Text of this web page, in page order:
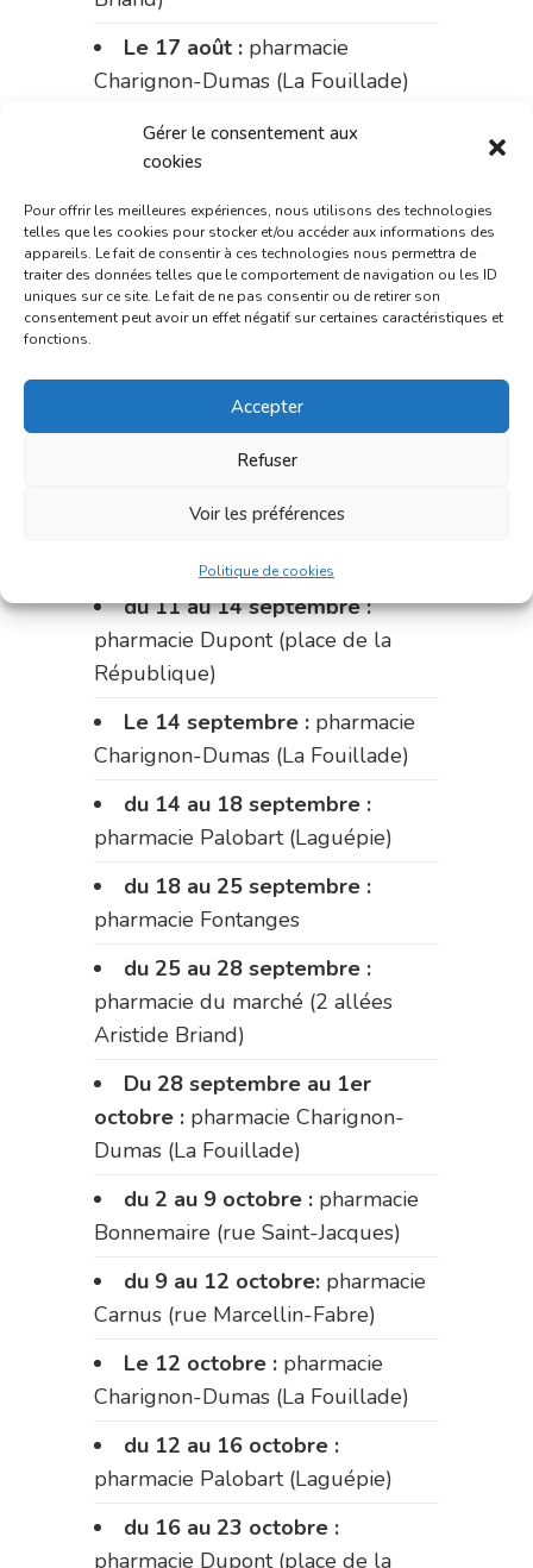
Gérer le consentement aux
cookies
Pour offrir les meilleures expériences, nous utilisons des technologies
telles que les cookies pour stocker et/ou accéder aux informations des
appareils. Le fait de consentir à ces technologies nous permettra de
traiter des données telles que le comportement de navigation ou les ID
uniques sur ce site. Le fait de ne pas consentir ou de retirer son
consentement peut avoir un effet négatif sur certaines caractéristiques et
fonctions.
Accepter
Refuser
Voir les préférences
Politique de cookies
Le 17 août : pharmacie
Charignon-Dumas (La Fouillade)
du 17 au 21 août :pharmacie
Palobart (Laguépie)
du 21 au 28 août :pharmacie
Dupont (place de la République)
du 28 au 31 août :pharmacie
Bonnemaire (rue Saint-Jacques)
Du 31 août au 4 septembre :
pharmacie Charignon-Dumas (La
Fouillade)
pharmacie Carnus (rue Marcellin-
du 11 au 14 septembre :
pharmacie Dupont (place de la
République)
Le 14 septembre : pharmacie
Charignon-Dumas (La Fouillade)
du 14 au 18 septembre :
pharmacie Palobart (Laguépie)
du 18 au 25 septembre :
pharmacie Fontanges
du 25 au 28 septembre :
pharmacie du marché (2 allées
Aristide Briand)
Du 28 septembre au 1er
octobre : pharmacie Charignon-
Dumas (La Fouillade)
du 2 au 9 octobre : pharmacie
Bonnemaire (rue Saint-Jacques)
du 9 au 12 octobre: pharmacie
Carnus (rue Marcellin-Fabre)
Le 12 octobre : pharmacie
Charignon-Dumas (La Fouillade)
du 12 au 16 octobre :
pharmacie Palobart (Laguépie)
du 16 au 23 octobre :
pharmacie Dupont (place de la